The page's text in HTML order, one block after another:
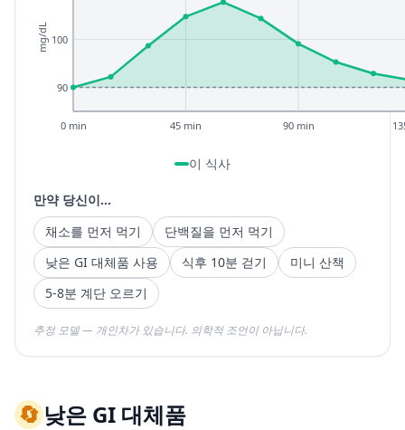
90
100
0 min 45 min 90 min
mg/dL
이 식사
만약 당신이...
채소를 먼저 먹기
단백질을 먼저 먹기
낮은 GI 대체품 사용
식후 10분 걷기
미니 산책
5-8분 계단 오르기
추정 모델 — 개인차가 있습니다. 의학적 조언이 아닙니다.
🔄낮은 GI 대체품